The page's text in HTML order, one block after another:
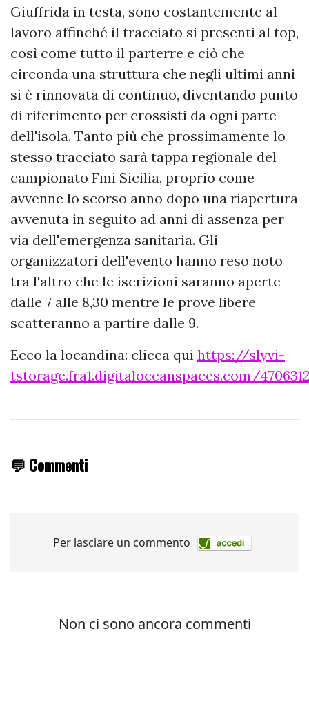
Giuffrida in testa, sono costantemente al
lavoro affinché il tracciato si presenti al top,
così come tutto il parterre e ciò che
circonda una struttura che negli ultimi anni
si è rinnovata di continuo, diventando punto
di riferimento per crossisti da ogni parte
dell'isola. Tanto più che prossimamente lo
stesso tracciato sarà tappa regionale del
campionato Fmi Sicilia, proprio come
avvenne lo scorso anno dopo una riapertura
avvenuta in seguito ad anni di assenza per
via dell'emergenza sanitaria. Gli
organizzatori dell'evento hanno reso noto
tra l'altro che le iscrizioni saranno aperte
dalle 7 alle 8,30 mentre le prove libere
scatteranno a partire dalle 9.
Ecco la locandina: clicca qui https://slyvi-
tstorage.fra1.digitaloceanspaces.com/
💬 Commenti